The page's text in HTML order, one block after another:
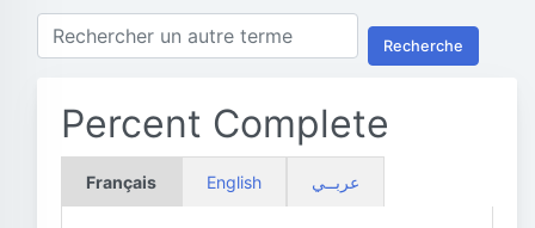
Recherche
Percent Complete
Français English عربــي